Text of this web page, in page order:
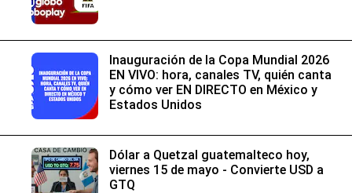
Inauguración de la Copa Mundial 2026
EN VIVO: hora, canales TV, quién canta
y cómo ver EN DIRECTO en México y
Estados Unidos
Dólar a Quetzal guatemalteco hoy,
viernes 15 de mayo - Convierte USD a
GTQ